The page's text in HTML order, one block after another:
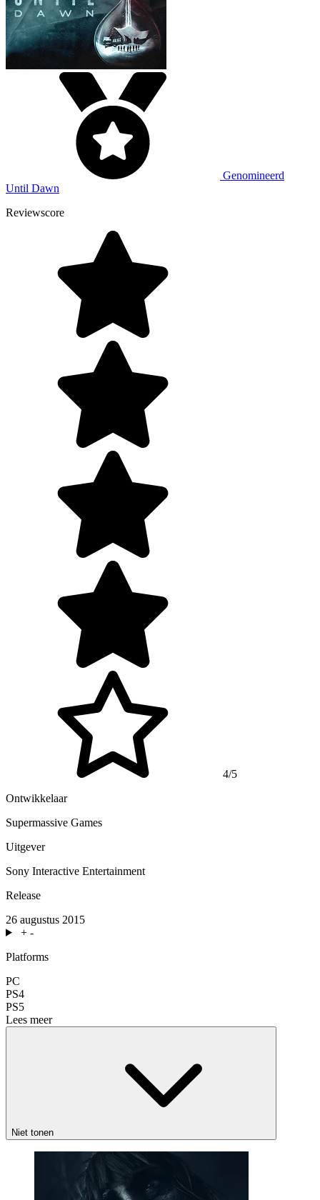
Genomineerd
Until Dawn
Reviewscore
4/5
Ontwikkelaar
Supermassive Games
Uitgever
Sony Interactive Entertainment
Release
26 augustus 2015
+ -
Platforms
PC
PS4
PS5
Lees meer
Niet tonen